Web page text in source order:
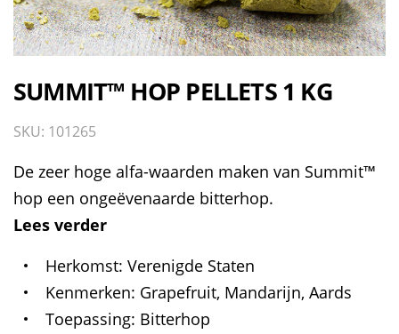
SUMMIT™ HOP PELLETS 1 KG
SKU: 101265
De zeer hoge alfa-waarden maken van Summit™
hop een ongeëvenaarde bitterhop.
Lees verder
Herkomst Verenigde Staten
Kenmerken Grapefruit, Mandarijn, Aards
Toepassing Bitterhop